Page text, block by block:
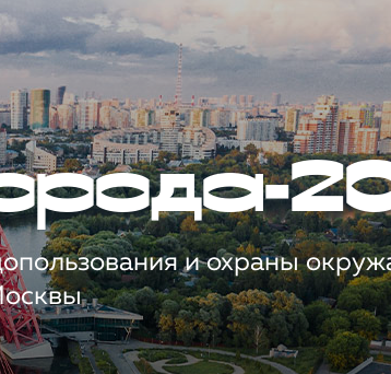
и охраны